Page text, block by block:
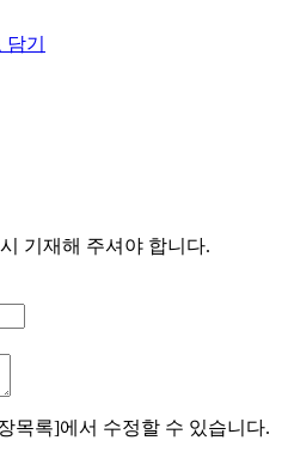
기
기재해 주셔야 합니다.
목록]에서 수정할 수 있습니다.